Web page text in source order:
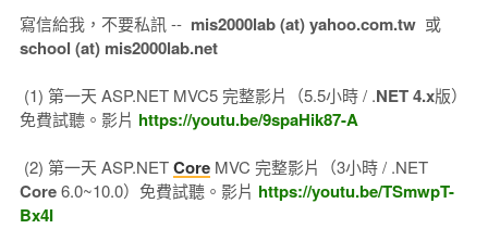
寫信給我，不要私訊 -- mis2000lab (at) yahoo.com.tw或
school (at) mis2000lab.net
(1) 第一天 ASP.NET MVC5 完整影片（5.5小時 / .NET 4.x版）
免費試聽。影片 https://youtu.be/9spaHik87-A
(2) 第一天 ASP.NETCoreMVC 完整影片（3小時 / .NET
Core6.0~10.0）免費試聽。影片 https://youtu.be/TSmwpT-
Bx4I